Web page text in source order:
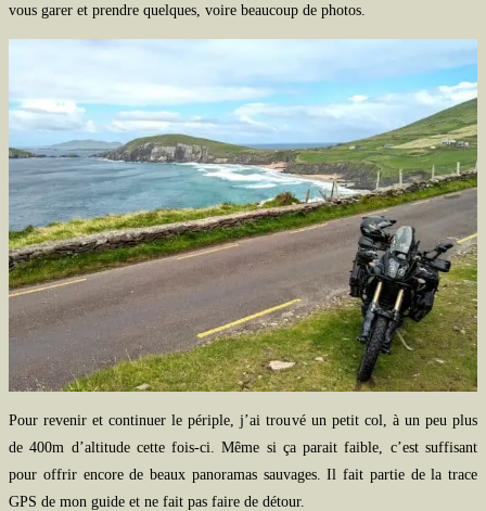
vous garer et prendre quelques, voire beaucoup de photos.
Pour revenir et continuer le périple, j’ai trouvé un petit col, à un peu plus
de 400m d’altitude cette fois-ci. Même si ça parait faible, c’est suffisant
pour offrir encore de beaux panoramas sauvages. Il fait partie de la trace
GPS de mon guide et ne fait pas faire de détour.